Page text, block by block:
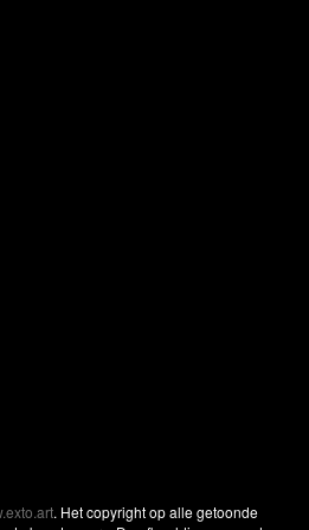
. Het copyright op alle getoonde